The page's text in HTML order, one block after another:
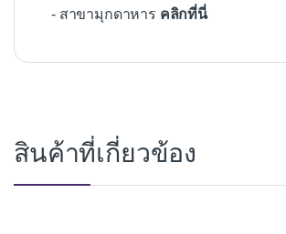
- สาขามุกดาหาร คลิกที่นี่
สินค้าที่เกี่ยวข้อง